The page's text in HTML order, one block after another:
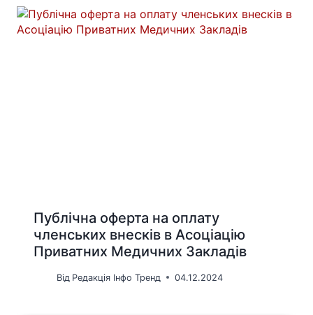
Публічна оферта на оплату
членських внесків в Асоціацію
Приватних Медичних Закладів
Від Редакція Інфо Тренд 04.12.2024